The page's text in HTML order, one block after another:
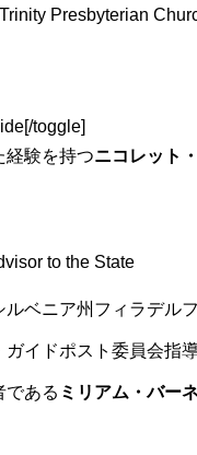
Presbyterian
toggle]
経験を持つニコレット
to the State
ベニア州フィラデル
イドポスト委員会指
である ミリアム・バー